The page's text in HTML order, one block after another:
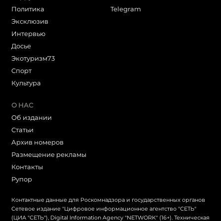
Политика
Эксклюзив
Интервью
Досье
Экотуризм73
Cпорт
Культура
Telegram
О НАС
Об издании
Статьи
Архив номеров
Размещение рекламы
Контакты
Рупор
Контактные данные для Роскомнадзора и государственных органов
Сетевое издание "Цифровое информационное агентство "СЕТЬ"
(ЦИА "СЕТЬ"), Digital Information Agency "NETWORK" (16+). Техническая